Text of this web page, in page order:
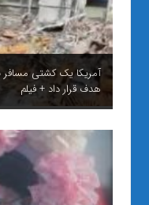
آمریکا یک کشتی مسافر
هدف قرار داد + فیلم